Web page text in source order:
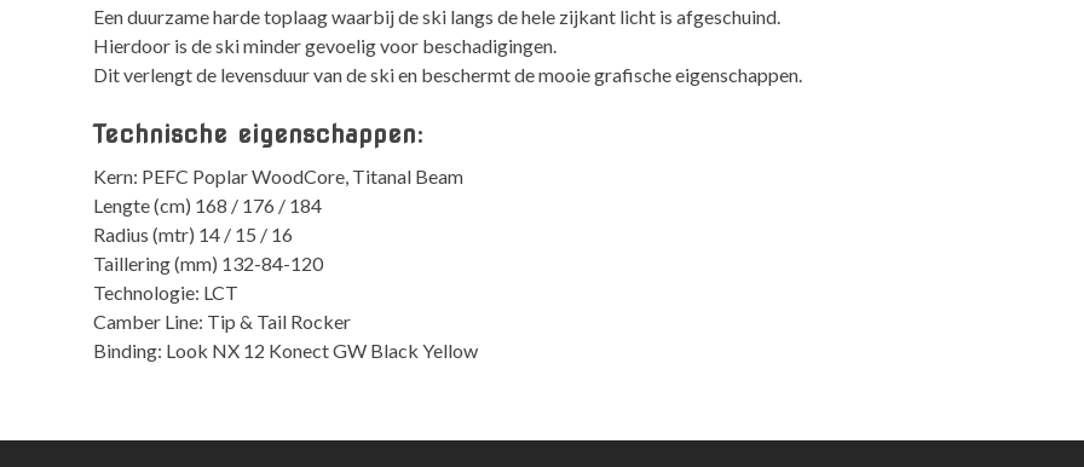
Een duurzame harde toplaag waarbij de ski langs de hele zijkant licht is afgeschuind.
Hierdoor is de ski minder gevoelig voor beschadigingen.
Dit verlengt de levensduur van de ski en beschermt de mooie grafische eigenschappen.
Technische eigenschappen:
Kern: PEFC Poplar WoodCore, Titanal Beam
Lengte (cm) 168 / 176 / 184
Radius (mtr) 14 / 15 / 16
Taillering (mm) 132-84-120
Technologie: LCT
Camber Line: Tip & Tail Rocker
Binding: Look NX 12 Konect GW Black Yellow